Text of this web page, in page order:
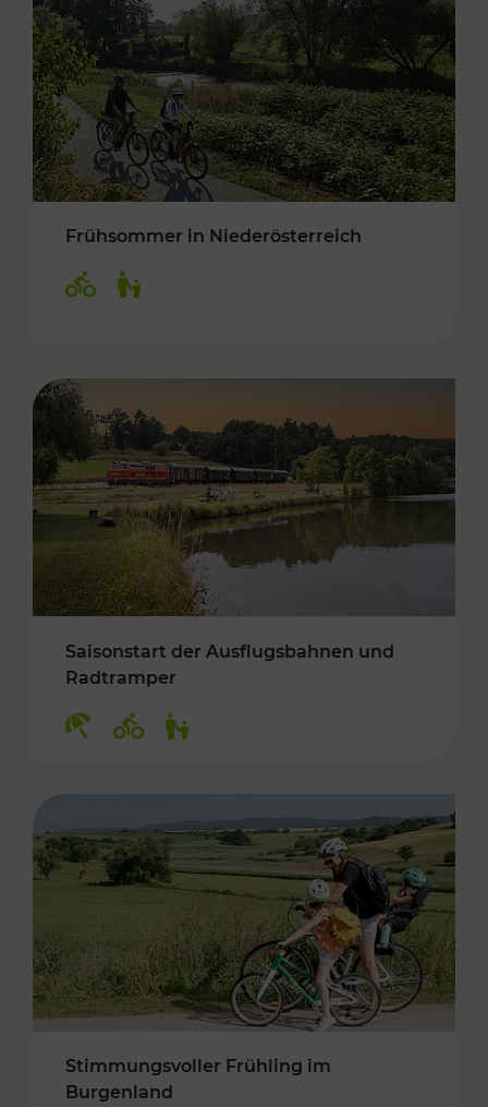
Frühsommer in Niederösterreich
Saisonstart der Ausflugsbahnen und
Radtramper
Stimmungsvoller Frühling im
Burgenland